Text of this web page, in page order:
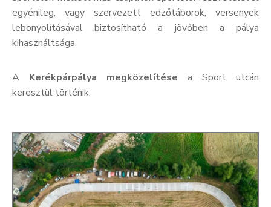
egyénileg, vagy szervezett edzőtáborok, versenyek
lebonyolításával biztosítható a jövőben a pálya
kihasználtsága.
A Kerékpárpálya megközelítése a Sport utcán
keresztül történik.